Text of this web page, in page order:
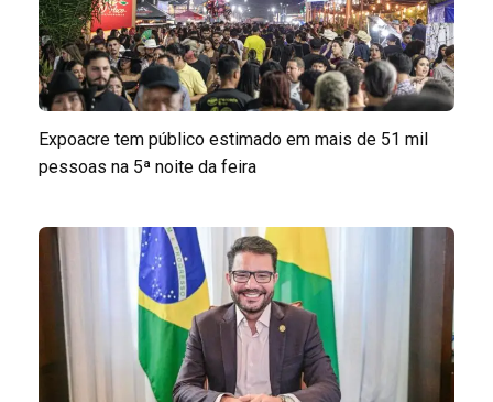
Expoacre tem público estimado em mais de 51 mil
pessoas na 5ª noite da feira